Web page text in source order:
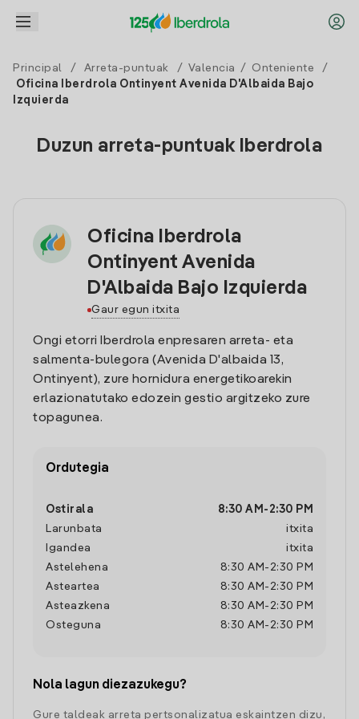
Principal / Arreta-puntuak / Valencia / Onteniente
/
Oficina Iberdrola Ontinyent Avenida D'Albaida Bajo
Izquierda
Duzun arreta-puntuak Iberdrola
Oficina Iberdrola
Ontinyent Avenida
D'Albaida Bajo Izquierda
Gaur egun itxita
Ongi etorri Iberdrola enpresaren arreta- eta
salmenta-bulegora (Avenida D'albaida 13,
Ontinyent), zure hornidura energetikoarekin
erlazionatutako edozein gestio argitzeko zure
topagunea.
Ordutegia
Ostirala 8:30 AM - 2:30 PM
Larunbata
itxita
Igandea
itxita
Astelehena
8:30 AM - 2:30 PM
Asteartea
8:30 AM - 2:30 PM
Asteazkena
8:30 AM - 2:30 PM
Osteguna
8:30 AM - 2:30 PM
Nola lagun diezazukegu?
Gure taldeak arreta pertsonalizatua eskaintzen dizu,